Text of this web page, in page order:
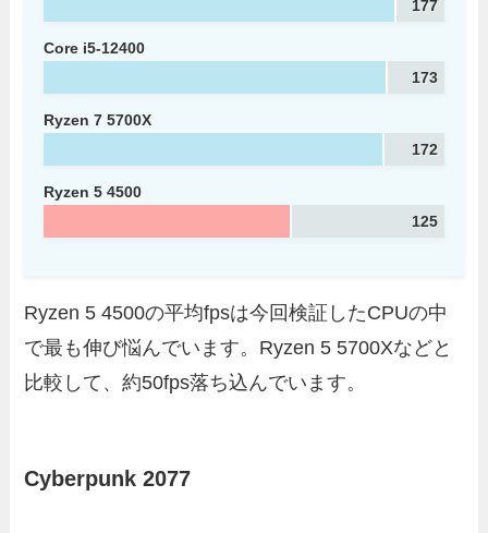
177
Core i5-12400
173
Ryzen 7 5700X
172
Ryzen 5 4500
125
Ryzen 5 4500の平均fpsは今回検証したCPUの中
で最も伸び悩んでいます。Ryzen 5 5700Xなどと
比較して、約50fps落ち込んでいます。
Cyberpunk 2077